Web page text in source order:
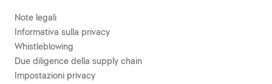
Note legali
Informativa sulla privacy
Whistleblowing
Due diligence della supply chain
Impostazioni privacy